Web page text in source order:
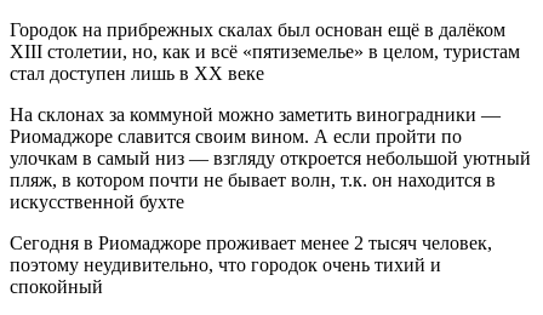
Городок на прибрежных скалах был основан ещё в далёком
XIII столетии, но, как и всё «пятиземелье» в целом, туристам
стал доступен лишь в XX веке
На склонах за коммуной можно заметить виноградники —
Риомаджоре славится своим вином. А если пройти по
улочкам в самый низ — взгляду откроется небольшой уютный
пляж, в котором почти не бывает волн, т.к. он находится в
искусственной бухте
Сегодня в Риомаджоре проживает менее 2 тысяч человек,
поэтому неудивительно, что городок очень тихий и
спокойный